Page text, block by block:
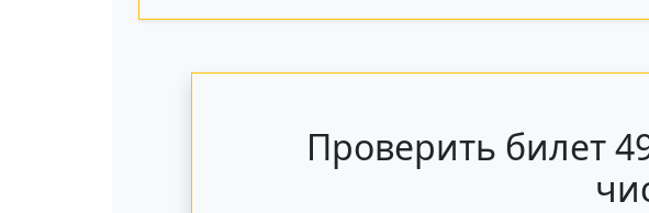
Проверить билет